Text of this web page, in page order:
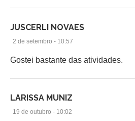
JUSCERLI NOVAES
2 de setembro - 10:57
Gostei bastante das atividades.
LARISSA MUNIZ
19 de outubro - 10:02